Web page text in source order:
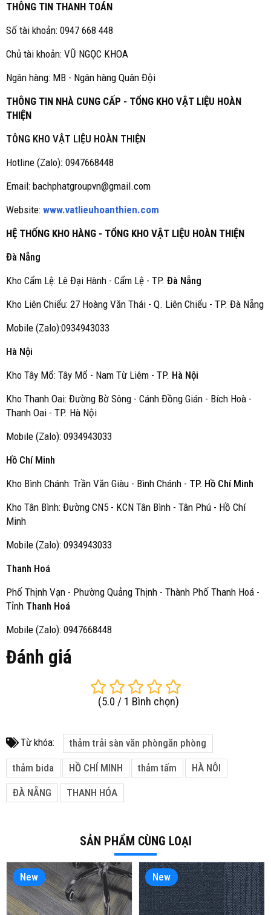
THÔNG TIN THANH TOÁN
Số tài khoản: 0947 668 448
Chủ tài khoản: VŨ NGỌC KHOA
Ngân hàng: MB - Ngân hàng Quân Đội
THÔNG TIN NHÀ CUNG CẤP - TỔNG KHO VẬT LIỆU HOÀN
THIỆN
TÔNG KHO VẬT LIỆU HOÀN THIỆN
Hotline (Zalo): 0947668448
Email: bachphatgroupvn@gmail.com
Website: www.vatlieuhoanthien.com
HỆ THỐNG KHO HÀNG - TỔNG KHO VẬT LIỆU HOÀN THIỆN
Đà Nẵng
Kho Cẩm Lệ: Lê Đại Hành - Cẩm Lệ - TP. Đà Nẵng
Kho Liên Chiểu: 27 Hoàng Văn Thái - Q. Liên Chiểu - TP. Đà Nẵng
Mobile (Zalo):0934943033
Hà Nội
Kho Tây Mổ: Tây Mổ - Nam Từ Liêm - TP. Hà Nội
Kho Thanh Oai: Đường Bờ Sông - Cánh Đồng Gián - Bích Hoà -
Thanh Oai - TP. Hà Nội
Mobile (Zalo): 0934943033
Hồ Chí Minh
Kho Bình Chánh: Trần Văn Giàu - Bình Chánh - TP. Hồ Chí Minh
Kho Tân Bình: Đường CN5 - KCN Tân Bình - Tân Phú - Hồ Chí
Minh
Mobile (Zalo): 0934943033
Thanh Hoá
Phố Thịnh Vạn - Phường Quảng Thịnh - Thành Phố Thanh Hoá -
Tỉnh Thanh Hoá
Mobile (Zalo): 0947668448
Đánh giá
(5.0 / 1 Bình chọn)
Từ khóa: thảm trải sàn văn phòngăn phòng
thảm bida HỒ CHÍ MINH thảm tấm HÀ NÔI
ĐÀ NẴNG THANH HÓA
SẢN PHẨM CÙNG LOẠI
New New